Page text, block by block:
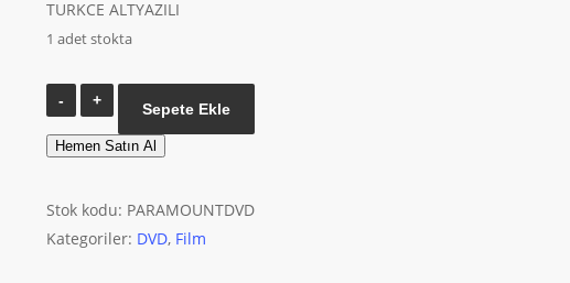
TURKCE ALTYAZILI
1 adet stokta
Elephant
DVD
Sepete Ekle
Hemen Satın Al
Stok kodu: PARAMOUNTDVD
Kategoriler: DVD, Film